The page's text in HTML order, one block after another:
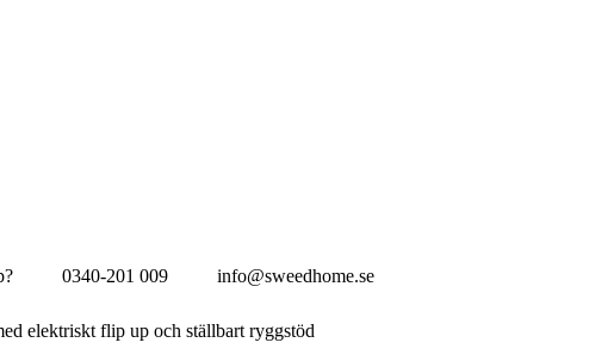
0340-201 009 info@sweedhome.se
elektriskt flip up och ställbart ryggstöd